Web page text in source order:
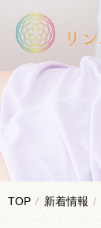
TOP 新着情報